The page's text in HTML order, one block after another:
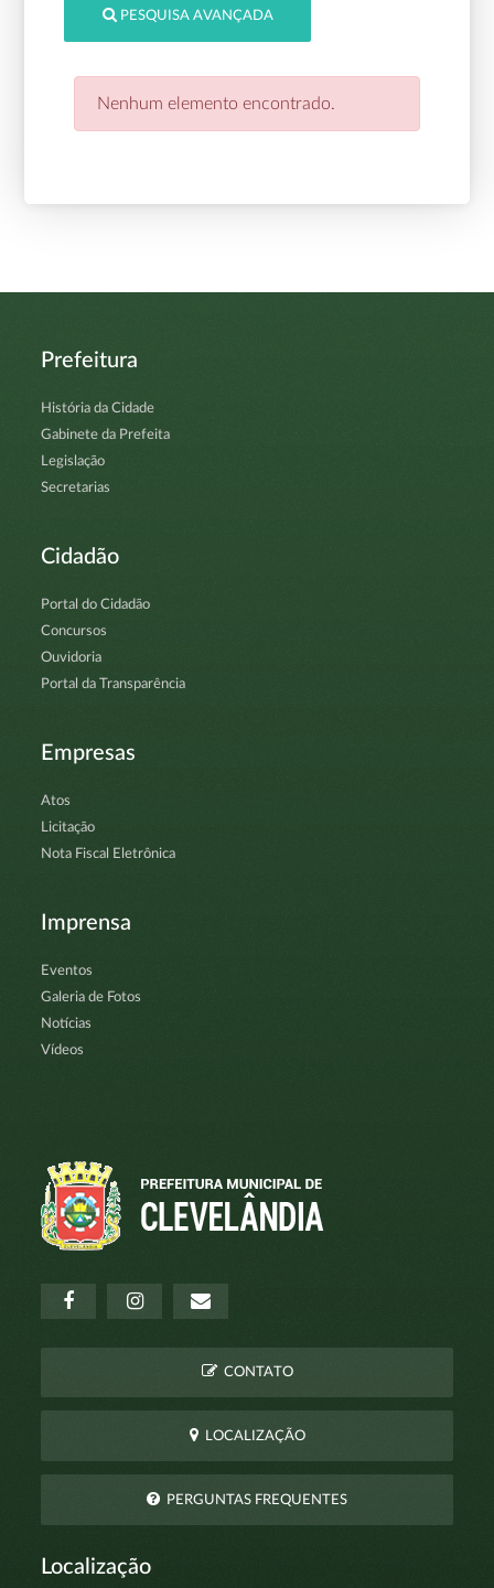
PESQUISA AVANÇADA
Nenhum elemento encontrado.
Prefeitura
História da Cidade
Gabinete da Prefeita
Legislação
Secretarias
Cidadão
Portal do Cidadão
Concursos
Ouvidoria
Portal da Transparência
Empresas
Atos
Licitação
Nota Fiscal Eletrônica
Imprensa
Eventos
Galeria de Fotos
Notícias
Vídeos
CONTATO
LOCALIZAÇÃO
PERGUNTAS FREQUENTES
Localização